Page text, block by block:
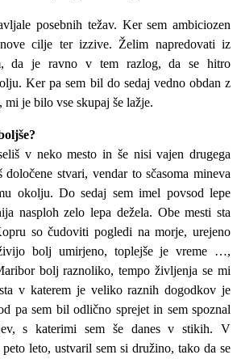
posebnih težav. Ker sem ambiciozen
cilje ter izzive. Želim napredovati iz
da je ravno v tem razlog, da se hitro
Ker pa sem bil do sedaj vedno obdan z
je bilo vse skupaj še lažje.
v neko mesto in še nisi vajen drugega
določene stvari, vendar to sčasoma mineva
okolju. Do sedaj sem imel povsod lepe
nasploh zelo lepa dežela. Obe mesti sta
so čudoviti pogledi na morje, urejeno
bolj umirjeno, toplejše je vreme …,
bolj raznoliko, tempo življenja se mi
v katerem je veliko raznih dogodkov je
pa sem bil odlično sprejet in sem spoznal
s katerimi sem še danes v stikih. V
leto, ustvaril sem si družino, tako da se